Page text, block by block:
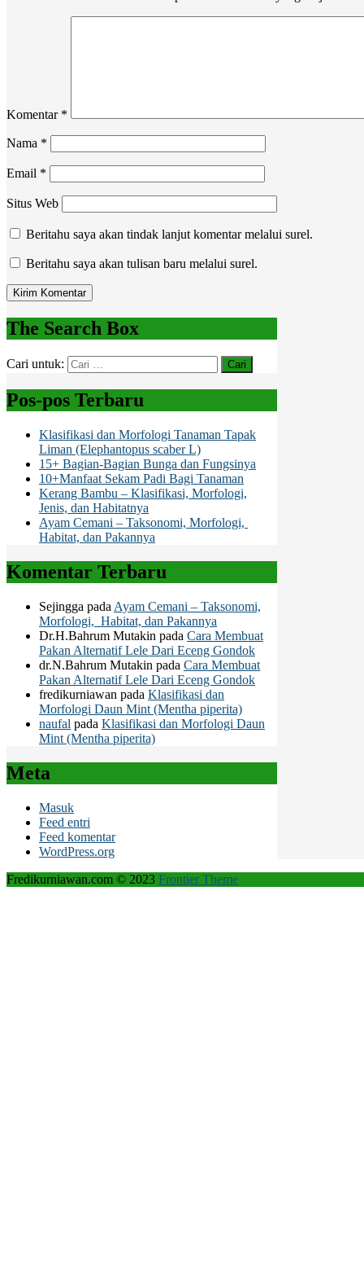
Komentar *
Nama *
Email *
Situs Web
Beritahu saya akan tindak lanjut komentar melalui surel.
Beritahu saya akan tulisan baru melalui surel.
The Search Box
Cari untuk:
Pos-pos Terbaru
Klasifikasi dan Morfologi Tanaman Tapak
Liman (Elephantopus scaber L)
15+ Bagian-Bagian Bunga dan Fungsinya
10+Manfaat Sekam Padi Bagi Tanaman
Kerang Bambu – Klasifikasi, Morfologi,
Jenis, dan Habitatnya
Ayam Cemani – Taksonomi, Morfologi,
Habitat, dan Pakannya
Komentar Terbaru
Sejingga pada Ayam Cemani – Taksonomi,
Morfologi, Habitat, dan Pakannya
Dr.H.Bahrum Mutakin pada Cara Membuat
Pakan Alternatif Lele Dari Eceng Gondok
dr.N.Bahrum Mutakin pada Cara Membuat
Pakan Alternatif Lele Dari Eceng Gondok
fredikurniawan pada Klasifikasi dan
Morfologi Daun Mint (Mentha piperita)
naufal pada Klasifikasi dan Morfologi Daun
Mint (Mentha piperita)
Meta
Masuk
Feed entri
Feed komentar
WordPress.org
Fredikurniawan.com © 2023 Frontier Theme